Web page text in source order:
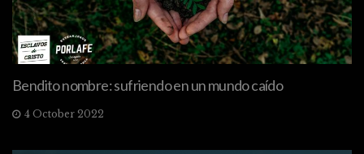
Bendito nombre: sufriendo en un mundo caído
4 October 2022